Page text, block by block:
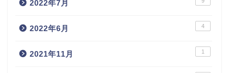
2022年7月
2022年6月 4
2021年11月 1